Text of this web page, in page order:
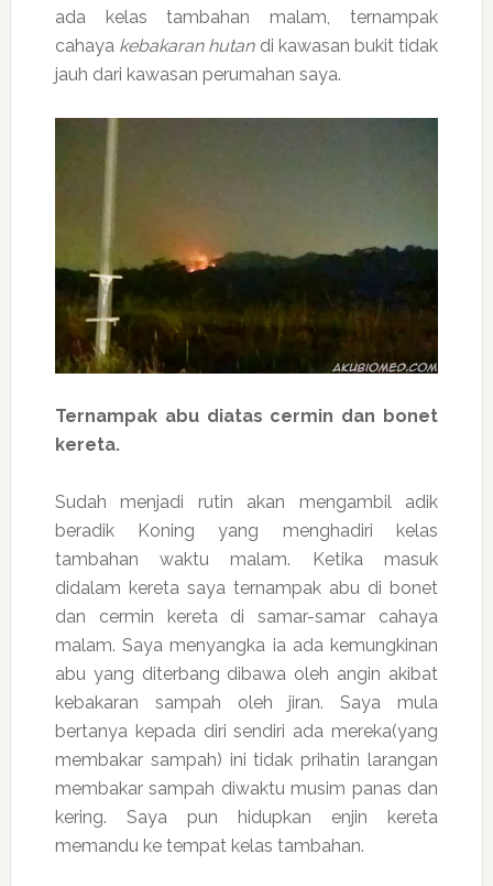
ada kelas tambahan malam, ternampak
cahaya kebakaran hutandi kawasan bukit tidak
jauh dari kawasan perumahan saya.
Ternampak abu diatas cermin dan bonet
kereta.
Sudah menjadi rutin akan mengambil adik
beradik Koning yang menghadiri kelas
tambahan waktu malam. Ketika masuk
didalam kereta saya ternampak abu di bonet
dan cermin kereta di samar-samar cahaya
malam. Saya menyangka ia ada kemungkinan
abu yang diterbang dibawa oleh angin akibat
kebakaran sampah oleh jiran. Saya mula
bertanya kepada diri sendiri ada mereka(yang
membakar sampah) ini tidak prihatin larangan
membakar sampah diwaktu musim panas dan
kering. Saya pun hidupkan enjin kereta
memandu ke tempat kelas tambahan.